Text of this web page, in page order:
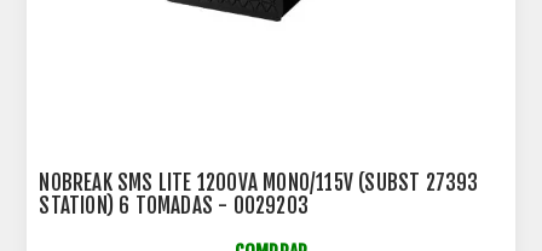
NOBREAK SMS LITE 1200VA MONO/115V (SUBST 27393
STATION) 6 TOMADAS - 0029203